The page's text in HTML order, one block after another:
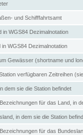
und Schifffahrtsamt
in WGS84 Dezimalnotation
in WGS84 Dezimalnotation
Gewässer (shortname und
verfügbaren Zeitreihen
dem sie die Station befindet
für das Land, in
in dem sie die Station
für das